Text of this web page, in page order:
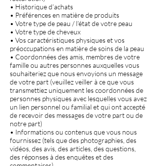
• Historique d’achats
• Préférences en matière de produits
• Votre type de peau / l’état de votre peau
• Votre type de cheveux
• Vos caractéristiques physiques et vos
préoccupations en matière de soins de la peau
• Coordonnées des amis, membres de votre
famille ou autres personnes auxquelles vous
souhaiteriez que nous envoyions un message
de votre part (veuillez veiller à ce que vous
transmettiez uniquement les coordonnées de
personnes physiques avec lesquelles vous avez
un lien personnel ou familial et qui ont accepté
de recevoir des messages de votre part ou de
notre part)
• Informations ou contenus que vous nous
fournissez (tels que des photographies, des
vidéos, des avis, des articles, des questions,
des réponses à des enquêtes et des